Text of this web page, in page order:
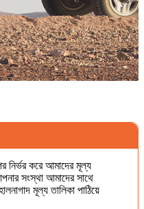
নির্ভর করে আমাদের মূল্য
সংস্থা আমাদের সাথে
মূল্য তালিকা পাঠিয়ে